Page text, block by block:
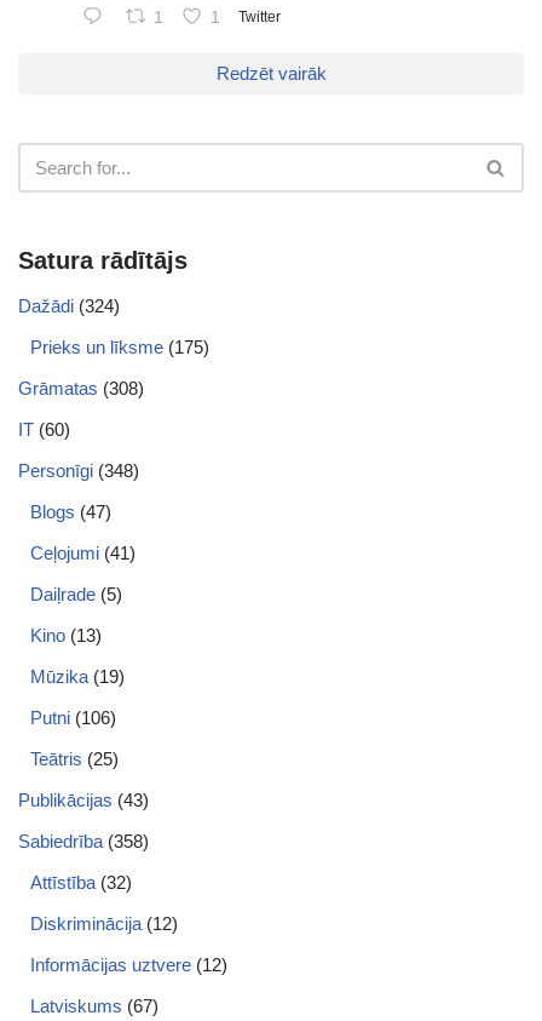
1 1 Twitter
Redzēt vairāk
Satura rādītājs
Dažādi (324)
Prieks un līksme (175)
Grāmatas (308)
IT (60)
Personīgi (348)
Blogs (47)
Ceļojumi (41)
Daiļrade (5)
Kino (13)
Mūzika (19)
Putni (106)
Teātris (25)
Publikācijas (43)
Sabiedrība (358)
Attīstība (32)
Diskriminācija (12)
Informācijas uztvere (12)
Latviskums (67)